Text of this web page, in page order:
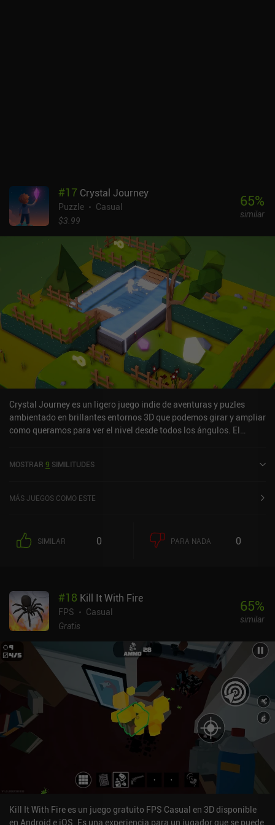
relajante jugabilidad lo hacen ideal para sesiones de juego cortas
y relajantes.
#17 Crystal Journey
Puzzle
Casual
$3.99
65%
similar
Crystal Journey es un ligero juego indie de aventuras y puzles
ambientado en brillantes entornos 3D que podemos girar y ampliar
como queramos para ver el nivel desde todos los ángulos. El
las llaves ocultas recorriendo caminos estrechos, trepando por
utilizando teletransportadores. La mayoría de los niveles también
requieren acciones cronometradas con precisión, lo que me
pareció un poco desconcertante para un juego por lo demás
demasiado pequeños o están demasiado tapados por otros
objetos para que podamos verlos bien, y un solo toque inexacto
puede llevar a nuestro personaje en la dirección equivocada.
y 1,49 $ en iOS. Aparte de un par de niveles frustrantes, es una
experiencia relajante que seguro que disfrutarán una gran
variedad de aficionados a los puzles, a pesar de los mediocres
controles.
MOSTRAR 9 SIMILITUDES
MÁS JUEGOS COMO ESTE
SIMILAR 0 PARA NADA 0
#18 Kill It With Fire
FPS
Casual
Gratis
65%
similar
Kill It With Fire es un juego gratuito FPS Casual en 3D disponible
en Android e iOS. Es una experiencia para un jugador que se puede